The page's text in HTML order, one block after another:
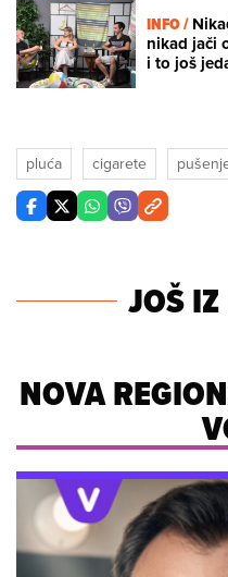
INFO /
nikad jači
i to još
pluća cigarete
JOŠ
NOVA